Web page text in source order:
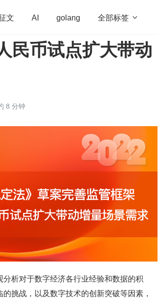
文 AI golang 全部标签 
学习方法 Web3.0 高效工作
民币试点扩大带动
8 分钟
分析对于数字经济各行业经验和数据的积
挑战，以及数字技术的创新突破等因素，